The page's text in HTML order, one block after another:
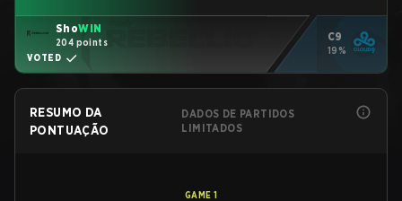
ShoWIN
204 points
VOTED
C9
19%
RESUMO DA
PONTUAÇÃO
DADOS DE PARTIDOS
LIMITADOS
GAME 1